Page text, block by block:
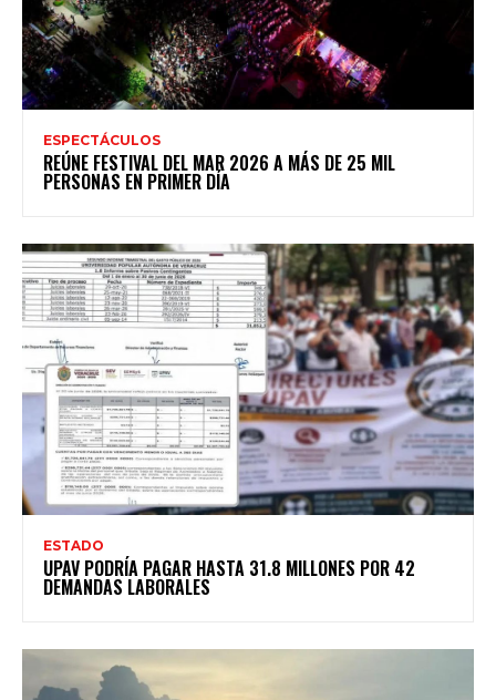
ESPECTÁCULOS
REÚNE FESTIVAL DEL MAR 2026 A MÁS DE 25 MIL
PERSONAS EN PRIMER DÍA
ESTADO
UPAV PODRÍA PAGAR HASTA 31.8 MILLONES POR 42
DEMANDAS LABORALES